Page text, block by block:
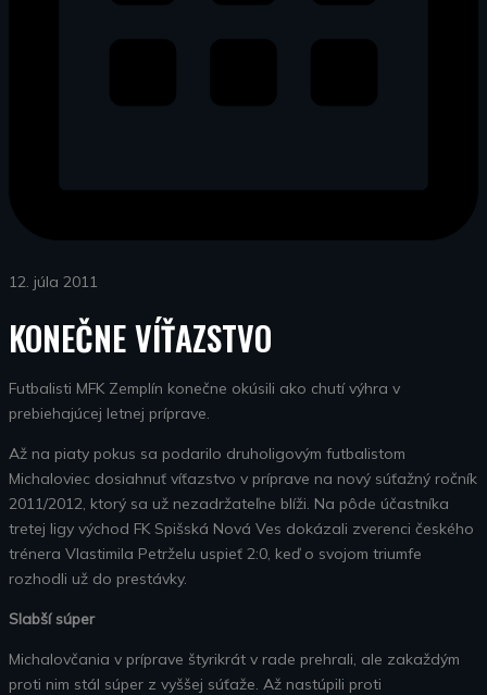
12. júla 2011
KONEČNE VÍŤAZSTVO
Futbalisti MFK Zemplín konečne okúsili ako chutí výhra v
prebiehajúcej letnej príprave.
Až na piaty pokus sa podarilo druholigovým futbalistom
Michaloviec dosiahnuť víťazstvo v príprave na nový súťažný ročník
2011/2012, ktorý sa už nezadržateľne blíži. Na pôde účastníka
tretej ligy východ FK Spišská Nová Ves dokázali zverenci českého
trénera Vlastimila Petrželu uspieť 2:0, keď o svojom triumfe
rozhodli už do prestávky.
Slabší súper
Michalovčania v príprave štyrikrát v rade prehrali, ale zakaždým
proti nim stál súper z vyššej súťaže. Až nastúpili proti